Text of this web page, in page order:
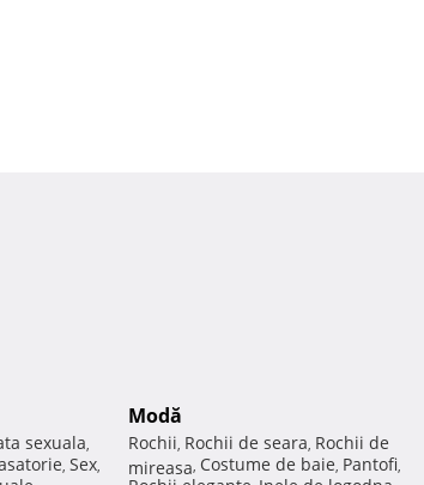
sexuala,
, Sex,
Modă
Rochii, Rochii de seara, Rochii de
mireasa, Costume de baie, Pantofi,